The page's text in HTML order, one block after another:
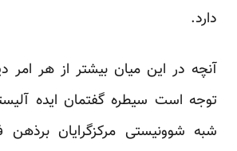
دارد.
آنچه در این میان بیشتر از هر امر
توجه است سیطره گفتمان ایده
شبه شوونیستی مرکزگرایان